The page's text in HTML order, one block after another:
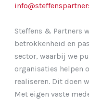
Steffens & Partners
betrokkenheid en
sector, waarbij we
organisaties helpen
realiseren. Dit doen
Met eigen vaste